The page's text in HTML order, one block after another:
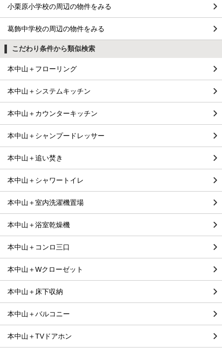
小栗原小学校の周辺の物件をみる
葛飾中学校の周辺の物件をみる
こだわり条件から類似検索
本中山＋フローリング
本中山＋システムキッチン
本中山＋カウンターキッチン
本中山＋シャンプードレッサー
本中山＋追い焚き
本中山＋シャワートイレ
本中山＋室内洗濯機置場
本中山＋浴室乾燥機
本中山＋コンロ三口
本中山＋Wクローゼット
本中山＋床下収納
本中山＋バルコニー
本中山＋TVドアホン